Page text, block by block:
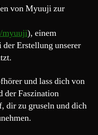
von Myuuji zur
myuuji), einem
Erstellung unserer
und lass dich von
der Faszination
dir zu gruseln und dich